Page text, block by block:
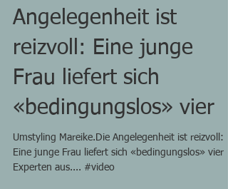
Angelegenheit ist
reizvoll: Eine junge
Frau liefert sich
«bedingungslos» vier
Umstyling Mareike.Die Angelegenheit ist reizvoll:
Eine junge Frau liefert sich «bedingungslos» vier
Experten aus.... #video